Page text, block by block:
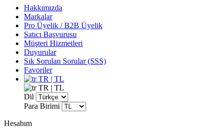
Hakkımızda
Markalar
Pro Üyelik / B2B Üyelik
Satıcı Başvurusu
Müşteri Hizmetleri
Duyurular
Sık Sorulan Sorular (SSS)
Favoriler
TR | TL
TR | TL
Dil
Para Birimi
Hesabım